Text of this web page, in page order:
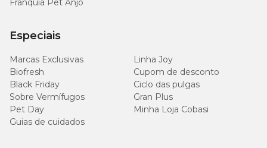
Franquia Pet Anjo
Especiais
Marcas Exclusivas
Linha Joy
Biofresh
Cupom de desconto
Black Friday
Ciclo das pulgas
Sobre Vermífugos
Gran Plus
Pet Day
Minha Loja Cobasi
Guias de cuidados